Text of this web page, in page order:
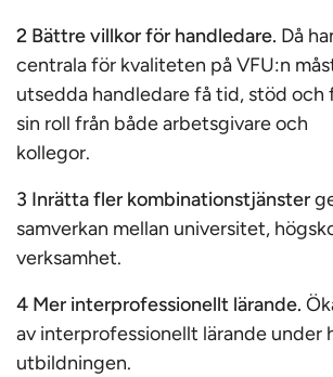
2 Bättre villkor för handledare. Då
centrala för kvaliteten på VFU:n
utsedda handledare få tid, stöd och
sin roll från både arbetsgivare och
kollegor.
3 Inrätta fler kombinationstjänster
samverkan mellan universitet,
verksamhet.
4 Mer interprofessionellt lärande.
av interprofessionellt lärande under
utbildningen.